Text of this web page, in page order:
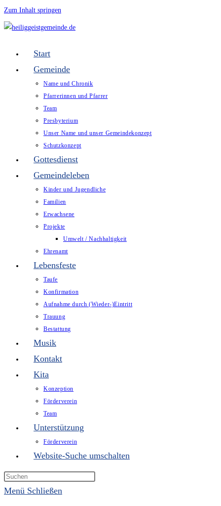
Zum Inhalt springen
Start
Gemeinde
Name und Chronik
Pfarrerinnen und Pfarrer
Team
Presbyterium
Unser Name und unser Gemeindekonzept
Schutzkonzept
Gottesdienst
Gemeindeleben
Kinder und Jugendliche
Familien
Erwachsene
Projekte
Umwelt / Nachhaltigkeit
Ehrenamt
Lebensfeste
Taufe
Konfirmation
Aufnahme durch (Wieder-)Eintritt
Trauung
Bestattung
Musik
Kontakt
Kita
Konzeption
Förderverein
Team
Unterstützung
Förderverein
Website-Suche umschalten
Menü Schließen